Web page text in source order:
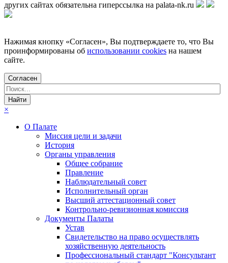
других сайтах обязательна гиперссылка на palata-nk.ru
Нажимая кнопку «Согласен», Вы подтверждаете то, что Вы
проинформированы об использовании cookies на нашем
сайте.
Согласен
×
О Палате
Миссия цели и задачи
История
Органы управления
Общее собрание
Правление
Наблюдательный совет
Исполнительный орган
Высший аттестационный совет
Контрольно-ревизионная комиссия
Документы Палаты
Устав
Свидетельство на право осуществлять
хозяйственную деятельность
Профессиональный стандарт "Консультант